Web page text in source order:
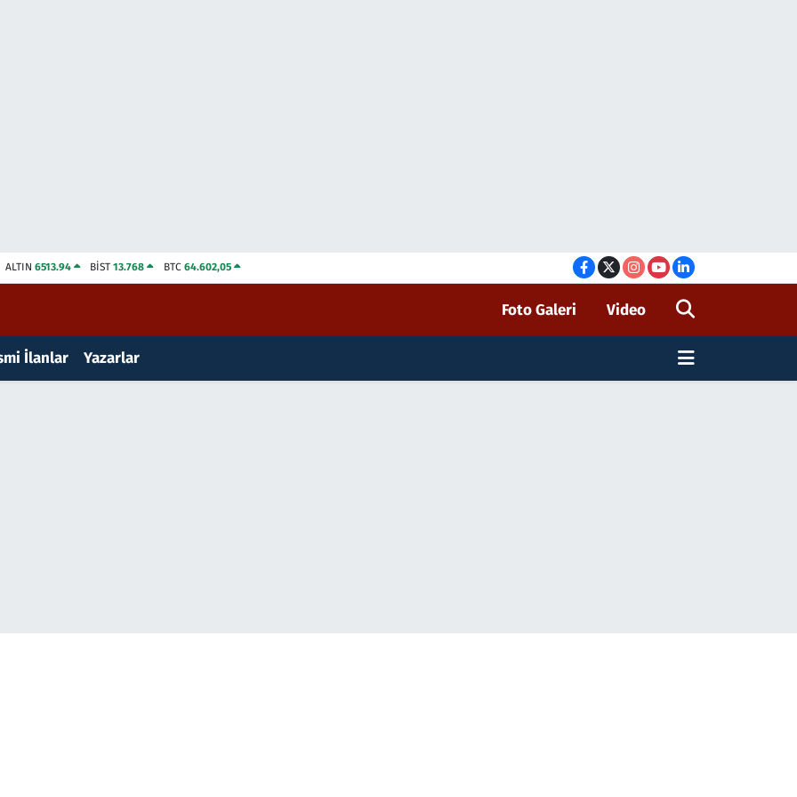
ALTIN 6513.94 BİST13.768 BTC 64.602,05
Foto Galeri Video
İlanlar Yazarlar